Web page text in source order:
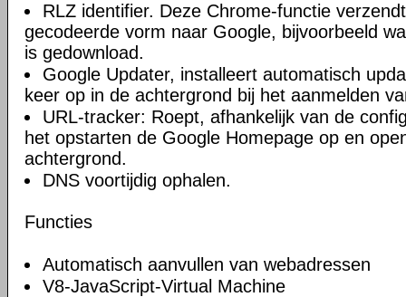
RLZ identifier. Deze Chrome-functie
gecodeerde vorm naar Google, bijvoorbeeld
is gedownload.
Google Updater, installeert automatisch
keer op in de achtergrond bij het aanmelden
URL-tracker: Roept, afhankelijk van de
het opstarten de Google Homepage op en
achtergrond.
DNS voortijdig ophalen.
Functies
Automatisch aanvullen van webadressen
V8-JavaScript-Virtual Machine